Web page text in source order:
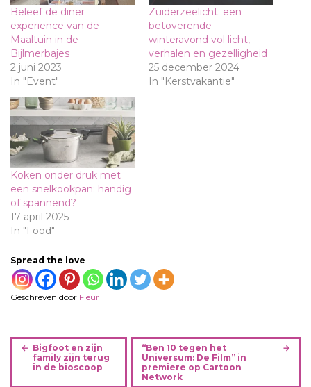
Beleef de diner
experience van de
Maaltuin in de
Bijlmerbajes
2 juni 2023
In "Event"
Zuiderzeelicht: een
betoverende
winteravond vol licht,
verhalen en gezelligheid
25 december 2024
In "Kerstvakantie"
Koken onder druk met
een snelkookpan: handig
of spannend?
17 april 2025
In "Food"
Spread the love
Geschreven door Fleur
B
Bigfoot en zijn
family zijn terug
in de bioscoop
“Ben 10 tegen het
Universum: De Film” in
premiere op Cartoon
Network